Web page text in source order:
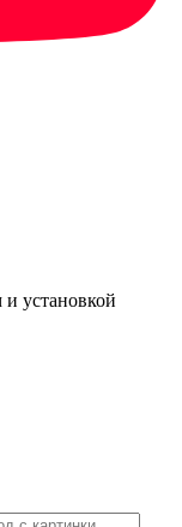
установкой